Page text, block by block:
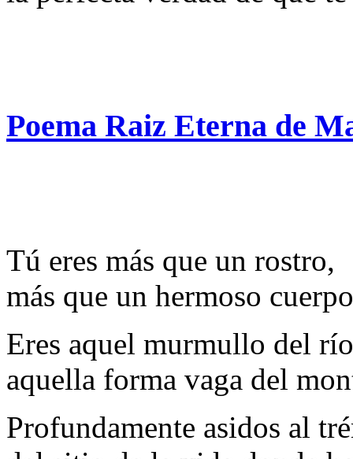
Poema Raiz Eterna de
Tú eres más que un rostro,
más que un hermoso
Eres aquel murmullo del
aquella forma vaga del
Profundamente asidos al